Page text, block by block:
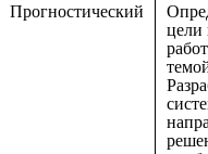
Прогностический
цели